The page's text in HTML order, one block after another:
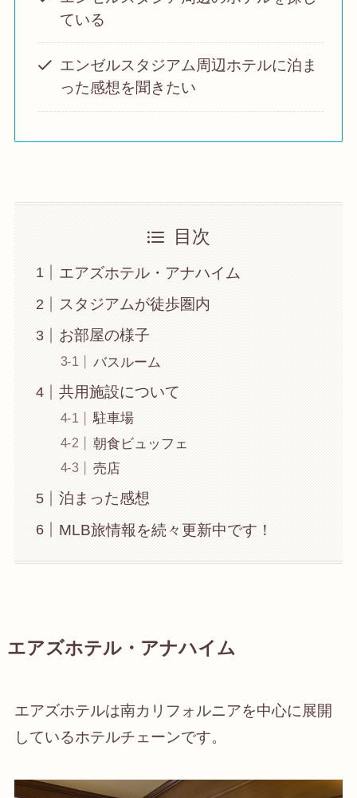
ている
エンゼルスタジアム周辺ホテルに泊ま
った感想を聞きたい
目次
エアズホテル・アナハイム
スタジアムが徒歩圏内
お部屋の様子
バスルーム
共用施設について
駐車場
朝食ビュッフェ
売店
泊まった感想
MLB旅情報を続々更新中です！
エアズホテル・アナハイム
エアズホテルは南カリフォルニアを中心に展開
しているホテルチェーンです。